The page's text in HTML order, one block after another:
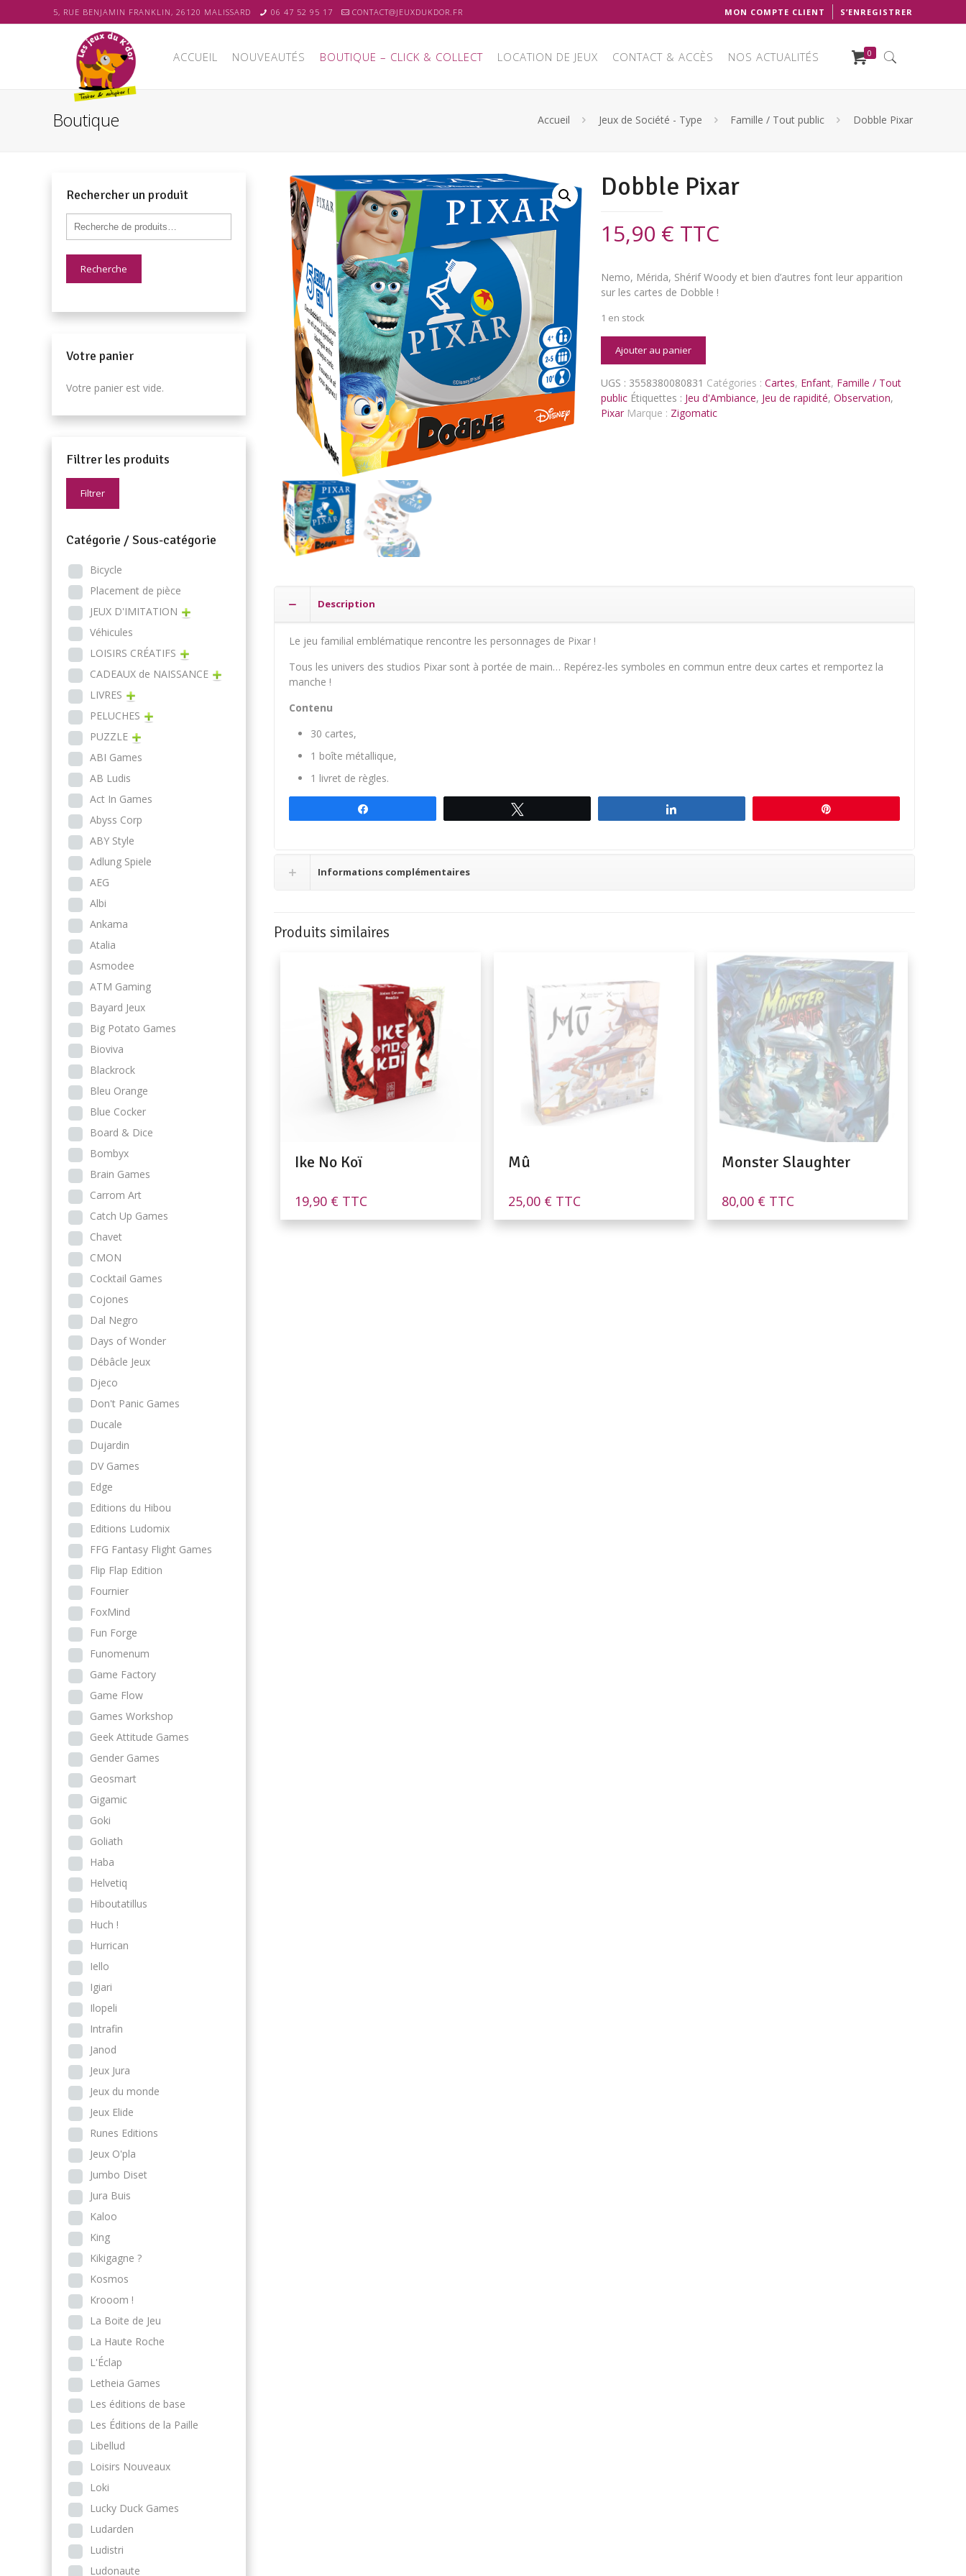
5, RUE BENJAMIN FRANKLIN, 26120 MALISSARD 06 47 52 95 17 CONTACT@JEUXDUKDOR.FR MON COMPTE CLIENT S’ENREGISTRER
ACCUEIL NOUVEAUTÉS BOUTIQUE – CLICK & COLLECT LOCATION DE JEUX CONTACT & ACCÈS NOS ACTUALITÉS 0
Boutique Accueil Jeux de Société - Type Famille / Tout public Dobble Pixar
Dobble Pixar
15,90 € TTC
Nemo, Mérida, Shérif Woody et bien d’autres font leur apparition
sur les cartes de Dobble !
1 en stock
Pixar
Ajouter au panier
UGS : 3558380080831 Catégories : Cartes, Enfant, Famille / Tout
public Étiquettes : Jeu d'Ambiance, Jeu de rapidité, Observation,
Pixar Marque : Zigomatic
Description
Le jeu familial emblématique rencontre les personnages de Pixar !
Tous les univers des studios Pixar sont à portée de main… Repérez-les symboles en commun entre deux cartes et remportez la
manche !
Contenu
30 cartes,
1 boîte métallique,
1 livret de règles.
Informations complémentaires
Produits similaires
Ike No Koï
19,90 € TTC
Mû
25,00 € TTC
Monster Slaughter
80,00 € TTC
Rechercher un produit
Recherche
Votre panier
Votre panier est vide.
Filtrer les produits
Filtrer
Catégorie / Sous-catégorie
Bicycle
Placement de pièce
JEUX D'IMITATION
Véhicules
LOISIRS CRÉATIFS
CADEAUX de NAISSANCE
LIVRES
PELUCHES
PUZZLE
ABI Games
AB Ludis
Act In Games
Abyss Corp
ABY Style
Adlung Spiele
AEG
Albi
Ankama
Atalia
Asmodee
ATM Gaming
Bayard Jeux
Big Potato Games
Bioviva
Blackrock
Bleu Orange
Blue Cocker
Board & Dice
Bombyx
Brain Games
Carrom Art
Catch Up Games
Chavet
CMON
Cocktail Games
Cojones
Dal Negro
Days of Wonder
Débâcle Jeux
Djeco
Don't Panic Games
Ducale
Dujardin
DV Games
Edge
Editions du Hibou
Editions Ludomix
FFG Fantasy Flight Games
Flip Flap Edition
Fournier
FoxMind
Fun Forge
Funomenum
Game Factory
Game Flow
Games Workshop
Geek Attitude Games
Gender Games
Geosmart
Gigamic
Goki
Goliath
Haba
Helvetiq
Hiboutatillus
Huch !
Hurrican
Iello
Igiari
Ilopeli
Intrafin
Janod
Jeux Jura
Jeux du monde
Jeux Elide
Runes Editions
Jeux O'pla
Jumbo Diset
Jura Buis
Kaloo
King
Kikigagne ?
Kosmos
Krooom !
La Boite de Jeu
La Haute Roche
L'Éclap
Letheia Games
Les éditions de base
Les Éditions de la Paille
Libellud
Loisirs Nouveaux
Loki
Lucky Duck Games
Ludarden
Ludistri
Ludonaute